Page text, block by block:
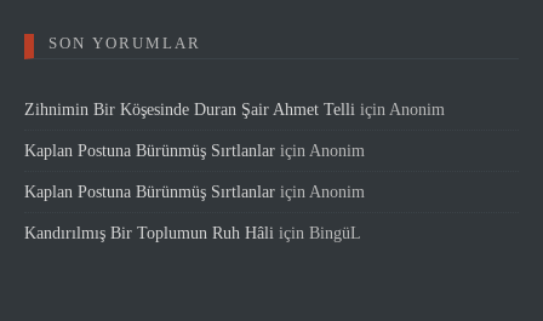
SON YORUMLAR
Zihnimin Bir Köşesinde Duran Şair Ahmet Telli içinAnonim
Kaplan Postuna Bürünmüş Sırtlanlar içinAnonim
Kaplan Postuna Bürünmüş Sırtlanlar içinAnonim
Kandırılmış Bir Toplumun Ruh Hâli için BingüL